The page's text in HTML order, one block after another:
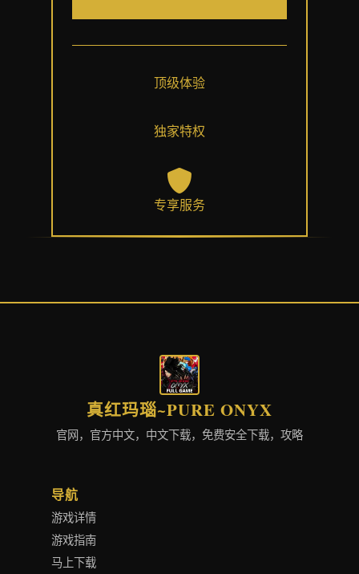
顶级体验
独家特权
专享服务
真红玛瑙~PURE ONYX
官网，官方中文，中文下载，免费安全下载，攻略
导航
游戏详情
游戏指南
马上下载